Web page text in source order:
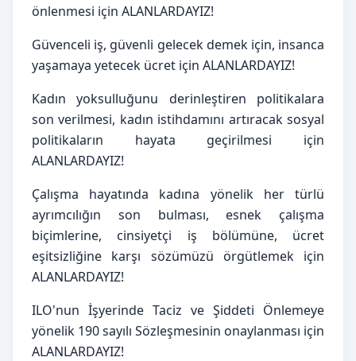
önlenmesi için ALANLARDAYIZ!
Güvenceli iş, güvenli gelecek demek için, insanca
yaşamaya yetecek ücret için ALANLARDAYIZ!
Kadın yoksulluğunu derinleştiren politikalara
son verilmesi, kadın istihdamını artıracak sosyal
politikaların hayata geçirilmesi için
ALANLARDAYIZ!
Çalışma hayatında kadına yönelik her türlü
ayrımcılığın son bulması, esnek çalışma
biçimlerine, cinsiyetçi iş bölümüne, ücret
eşitsizliğine karşı sözümüzü örgütlemek için
ALANLARDAYIZ!
ILO'nun İşyerinde Taciz ve Şiddeti Önlemeye
yönelik 190 sayılı Sözleşmesinin onaylanması için
ALANLARDAYIZ!